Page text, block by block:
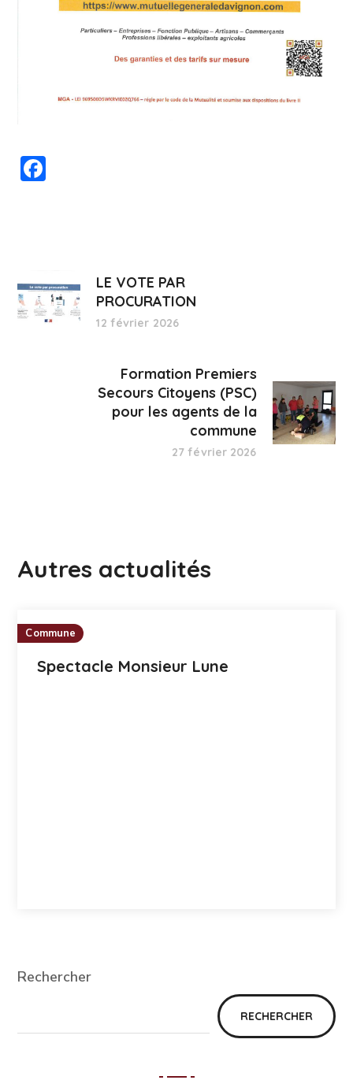
LE VOTE PAR
PROCURATION
12 février 2026
Formation Premiers
Secours Citoyens (PSC)
pour les agents de la
commune
27 février 2026
Autres actualités
Commune
Spectacle Monsieur Lune
Rechercher
RECHERCHER